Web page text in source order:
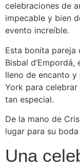
celebraciones de
impecable y bien
evento increíble.
Esta bonita pareja
Bisbal
lleno de encanto
York para
tan especial.
De la mano de
lugar para su
Una